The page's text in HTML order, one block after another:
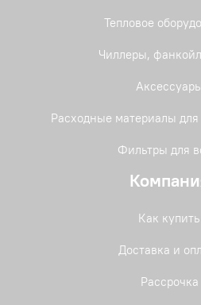
Тепловое
Чиллеры,
Аксессуары
Расходные материалы
Фильтры для
Как купить
Доставка и
Рассрочка